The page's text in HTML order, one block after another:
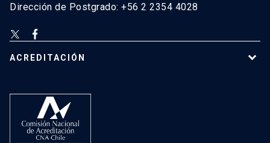
Dirección de Postgrado: +56 2 2354 4028
ACREDITACIÓN